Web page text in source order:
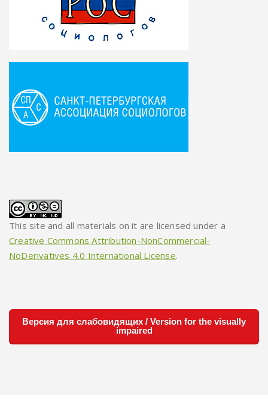
This site and all materials on it are licensed under a
Creative Commons Attribution-NonCommercial-
NoDerivatives 4.0 International License.
Версия для слабовидящих / Version for the visually
impaired